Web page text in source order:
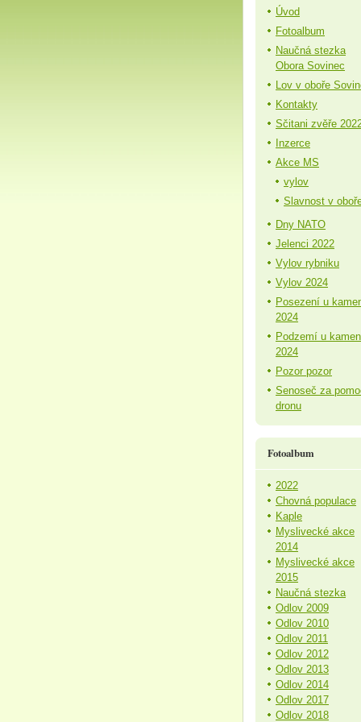
Úvod
Fotoalbum
Naučná stezka
Obora Sovinec
Lov v oboře
Kontakty
Sčitani zvěře
Inzerce
Akce MS
vylov
Slavnost v
Dny NATO
Jelenci 2022
Vylov rybniku
Vylov 2024
Posezení u
2024
Podzemí u
2024
Pozor pozor
Senoseč za
dronu
Fotoalbum
2022
Chovná populace
Kaple
Myslivecké akce
2014
Myslivecké akce
2015
Naučná stezka
Odlov 2009
Odlov 2010
Odlov 2011
Odlov 2012
Odlov 2013
Odlov 2014
Odlov 2017
Odlov 2018